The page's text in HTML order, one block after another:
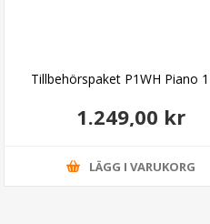
Tillbehörspaket P1WH Piano
1.249,00 kr
LÄGG I VARUKORG